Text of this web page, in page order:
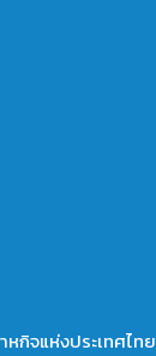
กิจแห่งประเทศไทย